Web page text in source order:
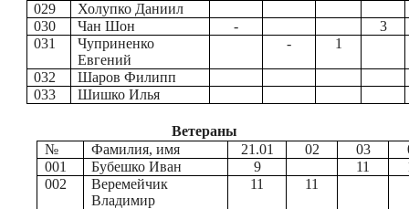
029
Холупко Даниил
030
Чан Шон -
3
031
Чуприненко
Евгений
- 1
032
Шаров Филипп
033
Шишко Илья
Ветераны
№
Фамилия, имя 21.01 02 03
001
Бубешко Иван 9 11
002
Веремейчик
Владимир
11 11